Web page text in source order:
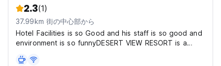
2.3(1)
37.99km 街の中心部から
Hotel Facilities is so Good and his staff is so good and
environment is so funnyDESERT VIEW RESORT is a
Jaisalmer. This Hotel stands out as one of the highly